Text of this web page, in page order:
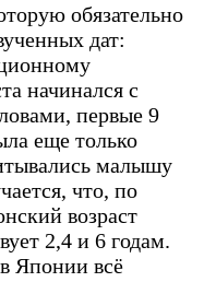
обязательно
дат:
начинался с
первые 9
еще только
малышу
что, по
возраст
2,4 и 6 годам.
Японии всё